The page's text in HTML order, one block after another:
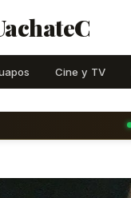
Cine y TV